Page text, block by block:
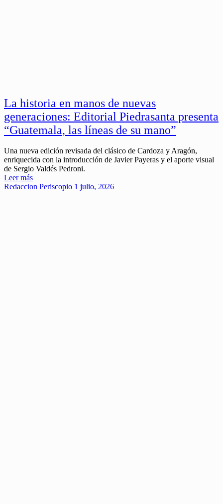
La historia en manos de nuevas
generaciones: Editorial Piedrasanta presenta
“Guatemala, las líneas de su mano”
Una nueva edición revisada del clásico de Cardoza y Aragón,
enriquecida con la introducción de Javier Payeras y el aporte visual
de Sergio Valdés Pedroni.
Leer más
Redaccion Periscopio 1 julio, 2026